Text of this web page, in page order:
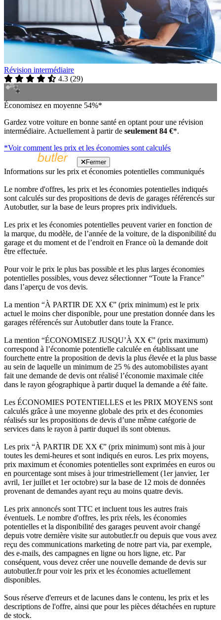
Révision intermédiaire
4.3 (29)
Économisez en moyenne 54%*
Gardez votre voiture en bonne santé en optant pour une révision
intermédiaire. Actuellement à partir de seulement 84 €*.
*Voir comment les prix et les économies sont calculés
Fermer
Informations sur les prix et économies potentielles communiqués
Le nombre d'offres, les prix et les économies potentielles indiqués
sont calculés sur des propositions de devis de garages référencés sur
Autobutler, sur la base de leurs propres prix individuels.
Les prix et les économies potentielles peuvent varier en fonction de
la marque, du modèle, de l’année de la voiture, de la disponibilité du
garage et du moment et de l’endroit en France où la demande doit
être effectuée.
Pour voir le prix le plus bas possible et les plus larges économies
potentielles possibles, vous devez sélectionner “Toute la France”
dans l’aperçu de vos devis.
La mention “À PARTIR DE XX €” (prix minimum) est le prix
actuel le moins cher disponible, pour une prestation donnée dans les
garages référencés sur Autobutler dans toute la France.
La mention “ÉCONOMISEZ JUSQU’À XX €” (prix maximum)
correspond à l’économie potentielle calculée en établissant une
fourchette entre la proposition de devis la plus élevée et la plus basse
au sein de laquelle un minimum de 25 % des automobilistes ayant
fait une demande de devis ont réalisé l’économie maximale citée
dans le rayon géographique à partir duquel la demande a été faite.
Les ÉCONOMIES POTENTIELLES et les PRIX MOYENS sont
calculés grâce à une moyenne globale des prix et des économies
réalisés sur les propositions de devis d’une même catégorie de
services dans le rayon à partir duquel ils sont obtenus.
Les prix “À PARTIR DE XX €” (prix minimum) sont mis à jour
toutes les demi-heures et sont indiqués en euros. Les prix moyens,
prix maximum et économies potentielles sont exprimées en euros ou
en pourcentage sont mises à jour trimestriellement (1er janvier, 1er
avril, 1er juillet et 1er octobre) sur la base de 12 mois de données
provenant de demandes ayant reçu au moins quatre devis.
Les prix annoncés sont TTC et incluent tous les autres frais
éventuels. Le nombre d'offres, les prix réels, les économies
potentielles et la disponibilité des garages peuvent avoir changé
depuis votre dernière visite sur autobutler.fr ou depuis que vous avez
reçu des communications marketing de notre part via, par exemple,
des e-mails, des campagnes en ligne ou hors ligne, etc. Par
conséquent, vous devez créer une nouvelle demande de devis sur
autobutler.fr pour voir les prix et les économies actuellement
disponibles.
Sous réserve d'erreurs et de lacunes dans le contenu, les prix et les
descriptions de l'offre, ainsi que pour les pièces détachées en rupture
de stock.